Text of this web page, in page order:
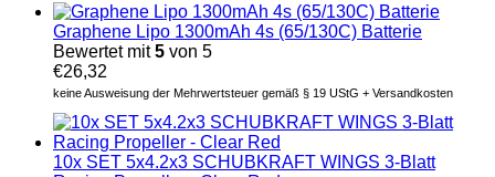
Graphene Lipo 1300mAh 4s (65/130C) Batterie
Bewertet mit5 von 5
€26,32
keine Ausweisung der Mehrwertsteuer gemäß § 19 UStG + Versandkosten
10x SET 5x4.2x3 SCHUBKRAFT WINGS 3-Blatt